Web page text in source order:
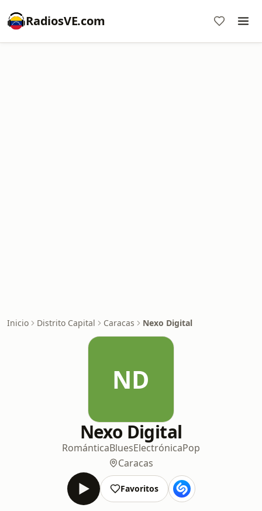
RadiosVE.com
Inicio Distrito Capital Caracas Nexo Digital
ND
Nexo Digital
RománticaBluesElectrónicaPop
Caracas
Favoritos